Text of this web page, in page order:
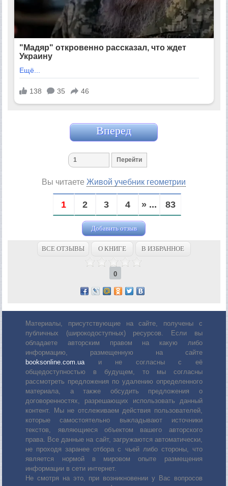
Вперед
Вы читаете Живой учебник геометрии
1 2 3 4 » ... 83
Добавить отзыв
ВСЕ ОТЗЫВЫ О КНИГЕ В ИЗБРАННОЕ
0
Материалы, присутствующие на сайте, получены с
публичных (широкодоступных) ресурсов. Если вы
обладаете авторским правом на какую либо
информацию, размещенную на сайте
booksonline.com.ua и не согласны с её
общедоступностью в будущем, то мы согласны
рассмотреть предложения по удалению определенного
материала, а также обсудить предложения о
договоренностях, разрешающих использовать данный
контент. Мы не отслеживаем действия пользователей,
которые самостоятельно выкладывают источники
текстов, являющиеся объектом вашего авторского
права. Все данные на сайт, загружаются автоматически,
не проходя заранее отбора с чьей либо стороны, что
является нормой в мировом опыте размещения
информации в сети интернет.
Не смотря на это, при возникновении у Вас вопросов